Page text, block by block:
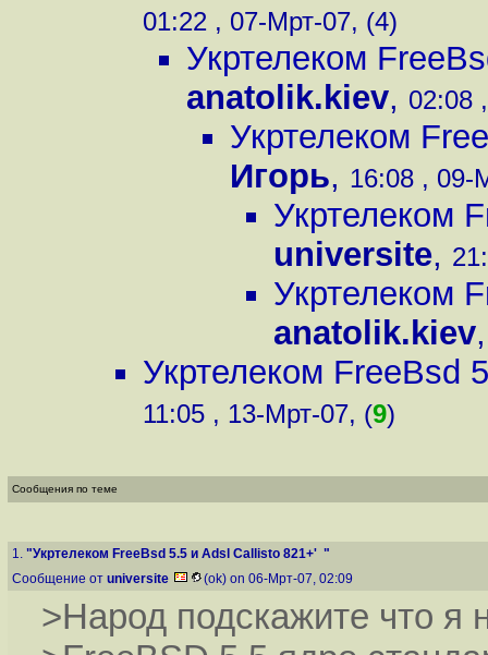
01:22 , 07-Мрт-07, (4)
Укртелеком
anatolik.kiev, 02:08
Укртелеком
Игорь, 16:08 , 09-
Укртелеком
universite,
Укртелеком
anatolik.kiev
Укртелеком
11:05 , 13-Мрт-07, (9)
Сообщения по теме
1. "Укртелеком FreeBsd 5.5 и Adsl Callisto 821+' "
Сообщение от universite (ok) on 06-Мрт-07, 02:09
>Народ подскажите что я